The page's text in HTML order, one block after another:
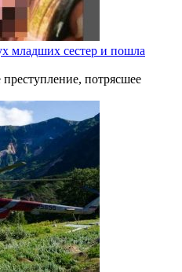
младших сестер и пошла
потрясшее